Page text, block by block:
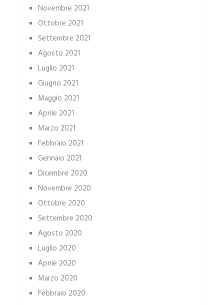
Novembre 2021
Ottobre 2021
Settembre 2021
Agosto 2021
Luglio 2021
Giugno 2021
Maggio 2021
Aprile 2021
Marzo 2021
Febbraio 2021
Gennaio 2021
Dicembre 2020
Novembre 2020
Ottobre 2020
Settembre 2020
Agosto 2020
Luglio 2020
Aprile 2020
Marzo 2020
Febbraio 2020